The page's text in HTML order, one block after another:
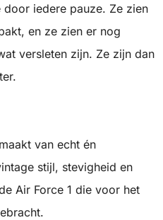
iedere pauze. Ze zien
en ze zien er nog
versleten zijn. Ze zijn dan
van echt én
stijl, stevigheid en
Air Force 1 die voor het